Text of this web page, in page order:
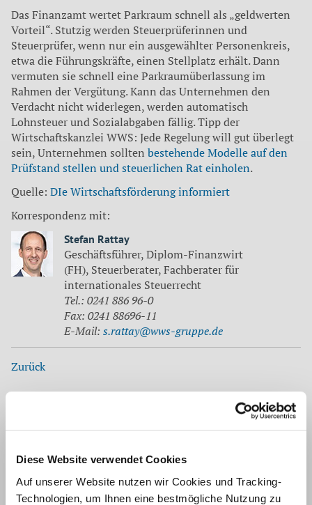
Diese Website verwendet Cookies
Auf unserer Website nutzen wir Cookies und Tracking-
Technologien, um Ihnen eine bestmögliche Nutzung zu
Das Finanzamt wertet Parkraum schnell als „geldwerten
Vorteil“. Stutzig werden Steuerprüferinnen und
Steuerprüfer, wenn nur ein ausgewählter Personenkreis,
etwa die Führungskräfte, einen Stellplatz erhält. Dann
vermuten sie schnell eine Parkraumüberlassung im
Rahmen der Vergütung. Kann das Unternehmen den
Verdacht nicht widerlegen, werden auto­matisch
Lohnsteuer und Sozialabgaben fällig. Tipp der
Wirtschaftskanzlei WWS: Jede Regelung will gut überlegt
sein, Unternehmen sollten bestehende Modelle auf den
Prüfstand stellen und steuerlichen Rat einholen.
Quelle: DIe Wirtschaftsförderung informiert
Korrespondenz mit:
Stefan Rattay
Geschäftsführer, Diplom-Finanzwirt
(FH), Steuerberater, Fachberater für
internationales Steuerrecht
Tel.: 0241 886 96-0
Fax: 0241 88696-11
E-Mail: s.rattay@wws-gruppe.de
Zurück
laufend mit aktuellen Themen aus
Wirtschaftsprüfung ›